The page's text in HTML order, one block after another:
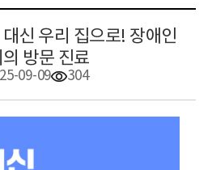
센터소식
신 우리 집으로! 장애인
방문 진료
09-09 304